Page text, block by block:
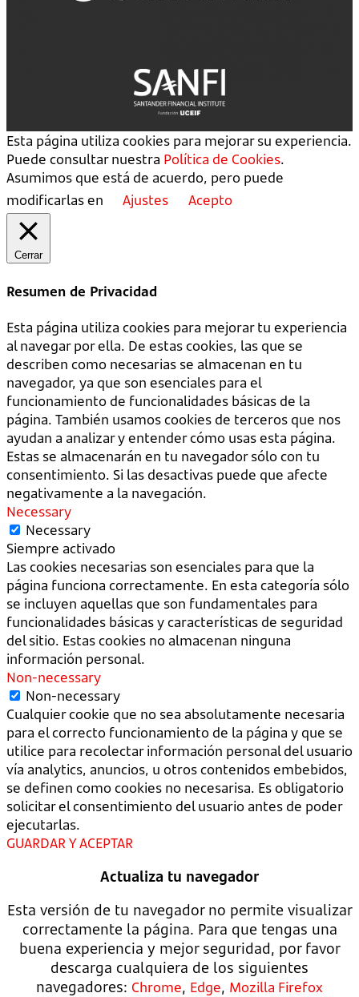
Esta página utiliza cookies para mejorar su experiencia.
Puede consultar nuestra Política de Cookies.
Asumimos que está de acuerdo, pero puede
modificarlas en
Ajustes Acepto
Cerrar
Resumen de Privacidad
Esta página utiliza cookies para mejorar tu experiencia
al navegar por ella. De estas cookies, las que se
describen como necesarias se almacenan en tu
navegador, ya que son esenciales para el
funcionamiento de funcionalidades básicas de la
página. También usamos cookies de terceros que nos
ayudan a analizar y entender cómo usas esta página.
Estas se almacenarán en tu navegador sólo con tu
consentimiento. Si las desactivas puede que afecte
negativamente a la navegación.
Necessary
Necessary
Siempre activado
Las cookies necesarias son esenciales para que la
página funciona correctamente. En esta categoría sólo
se incluyen aquellas que son fundamentales para
funcionalidades básicas y características de seguridad
del sitio. Estas cookies no almacenan ninguna
información personal.
Non-necessary
Non-necessary
Cualquier cookie que no sea absolutamente necesaria
para el correcto funcionamiento de la página y que se
utilice para recolectar información personal del usuario
vía analytics, anuncios, u otros contenidos embebidos,
se definen como cookies no necesarisa. Es obligatorio
solicitar el consentimiento del usuario antes de poder
ejecutarlas.
GUARDAR Y ACEPTAR
Actualiza tu navegador
Esta versión de tu navegador no permite visualizar
correctamente la página. Para que tengas una
buena experiencia y mejor seguridad, por favor
descarga cualquiera de los siguientes
navegadores: Chrome, Edge, Mozilla Firefox